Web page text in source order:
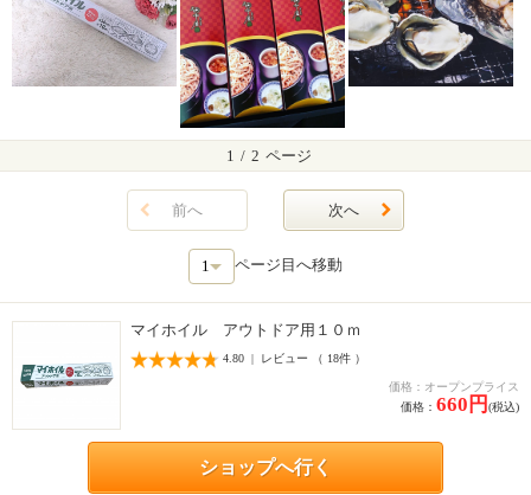
1 / 2 ページ
前へ 次へ
ページ目へ移動
マイホイル アウトドア用１０ｍ
4.80 | レビュー （ 18件 ）
価格：オープンプライス
価格： 660円 (税込)
ショップへ行く